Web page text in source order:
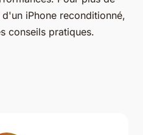
iPhone reconditionné,
conseils pratiques.